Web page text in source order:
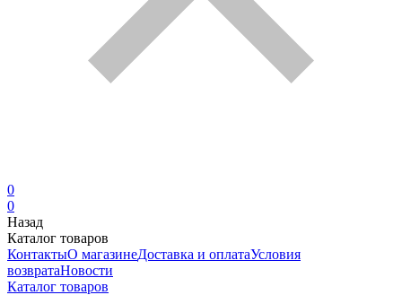
0
0
Назад
Каталог товаров
КонтактыО магазинеДоставка и оплатаУсловия
возвратаНовости
Каталог товаров